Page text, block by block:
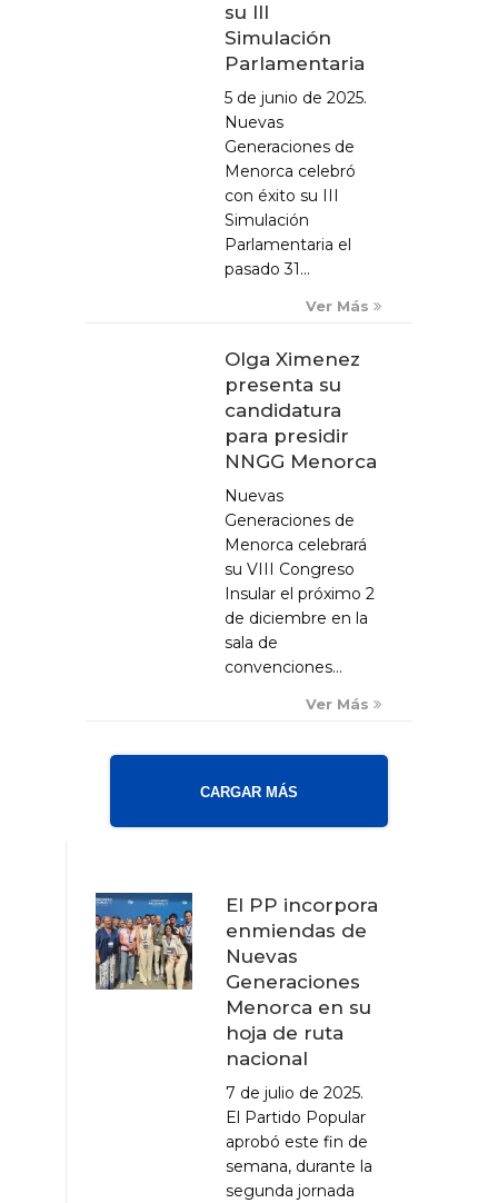
su III
Simulación
Parlamentaria
5 de junio de 2025.
Nuevas
Generaciones de
Menorca celebró
con éxito su III
Simulación
Parlamentaria el
pasado 31...
Ver Más
Olga Ximenez
presenta su
candidatura
para presidir
NNGG Menorca
Nuevas
Generaciones de
Menorca celebrará
su VIII Congreso
Insular el próximo 2
de diciembre en la
sala de
convenciones...
Ver Más
CARGAR MÁS
El PP incorpora
enmiendas de
Nuevas
Generaciones
Menorca en su
hoja de ruta
nacional
7 de julio de 2025.
El Partido Popular
aprobó este fin de
semana, durante la
segunda jornada